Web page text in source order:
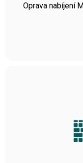
Oprava nabíjení